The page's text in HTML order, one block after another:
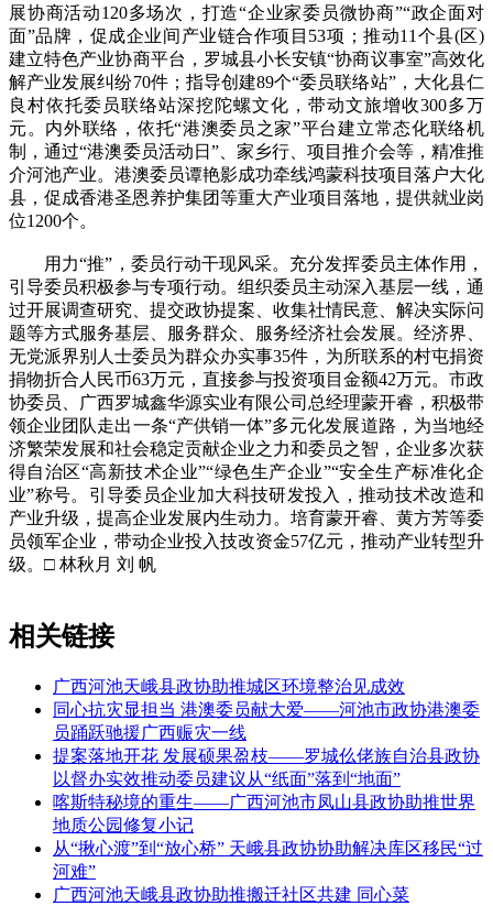
展协商活动120多场次，打造“企业家委员微协商”“政企面对
面”品牌，促成企业间产业链合作项目53项；推动11个县(区)
建立特色产业协商平台，罗城县小长安镇“协商议事室”高效化
解产业发展纠纷70件；指导创建89个“委员联络站”，大化县仁
良村依托委员联络站深挖陀螺文化，带动文旅增收300多万
元。内外联络，依托“港澳委员之家”平台建立常态化联络机
制，通过“港澳委员活动日”、家乡行、项目推介会等，精准推
介河池产业。港澳委员谭艳影成功牵线鸿蒙科技项目落户大化
县，促成香港圣恩养护集团等重大产业项目落地，提供就业岗
位1200个。
用力“推”，委员行动干现风采。充分发挥委员主体作用，
引导委员积极参与专项行动。组织委员主动深入基层一线，通
过开展调查研究、提交政协提案、收集社情民意、解决实际问
题等方式服务基层、服务群众、服务经济社会发展。经济界、
无党派界别人士委员为群众办实事35件，为所联系的村屯捐资
捐物折合人民币63万元，直接参与投资项目金额42万元。市政
协委员、广西罗城鑫华源实业有限公司总经理蒙开睿，积极带
领企业团队走出一条“产供销一体”多元化发展道路，为当地经
济繁荣发展和社会稳定贡献企业之力和委员之智，企业多次获
得自治区“高新技术企业”“绿色生产企业”“安全生产标准化企
业”称号。引导委员企业加大科技研发投入，推动技术改造和
产业升级，提高企业发展内生动力。培育蒙开睿、黄方芳等委
员领军企业，带动企业投入技改资金57亿元，推动产业转型升
级。□ 林秋月 刘 帆
相关链接
广西河池天峨县政协助推城区环境整治见成效
同心抗灾显担当 港澳委员献大爱——河池市政协港澳委
员踊跃驰援广西赈灾一线
提案落地开花 发展硕果盈枝——罗城仫佬族自治县政协
以督办实效推动委员建议从“纸面”落到“地面”
喀斯特秘境的重生——广西河池市凤山县政协助推世界
地质公园修复小记
从“揪心渡”到“放心桥” 天峨县政协协助解决库区移民“过
河难”
广西河池天峨县政协助推搬迁社区共建 同心菜